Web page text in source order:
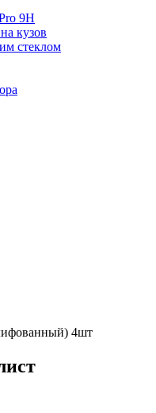
9H
кузов
стеклом
4шт